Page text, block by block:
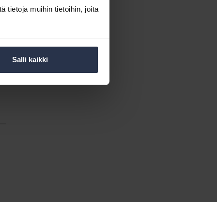
tietoja muihin tietoihin, joita
Salli kaikki